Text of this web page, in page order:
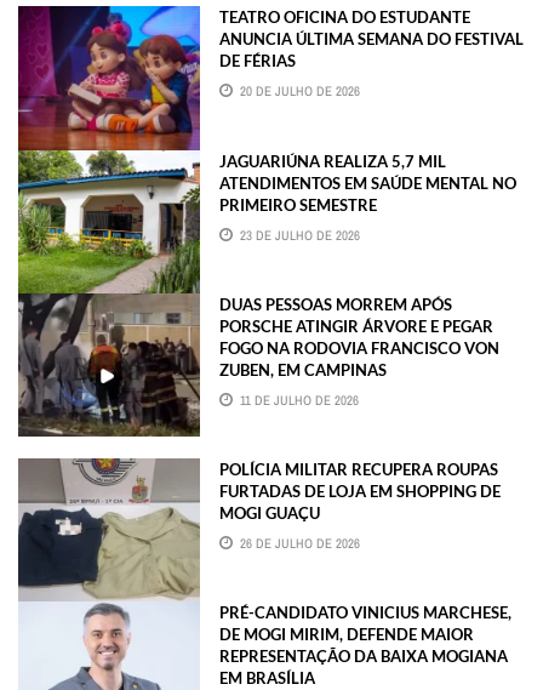
TEATRO OFICINA DO ESTUDANTE
ANUNCIA ÚLTIMA SEMANA DO FESTIVAL
DE FÉRIAS
20 DE JULHO DE 2026
JAGUARIÚNA REALIZA 5,7 MIL
ATENDIMENTOS EM SAÚDE MENTAL NO
PRIMEIRO SEMESTRE
23 DE JULHO DE 2026
DUAS PESSOAS MORREM APÓS
PORSCHE ATINGIR ÁRVORE E PEGAR
FOGO NA RODOVIA FRANCISCO VON
ZUBEN, EM CAMPINAS
11 DE JULHO DE 2026
POLÍCIA MILITAR RECUPERA ROUPAS
FURTADAS DE LOJA EM SHOPPING DE
MOGI GUAÇU
26 DE JULHO DE 2026
PRÉ-CANDIDATO VINICIUS MARCHESE,
DE MOGI MIRIM, DEFENDE MAIOR
REPRESENTAÇÃO DA BAIXA MOGIANA
EM BRASÍLIA